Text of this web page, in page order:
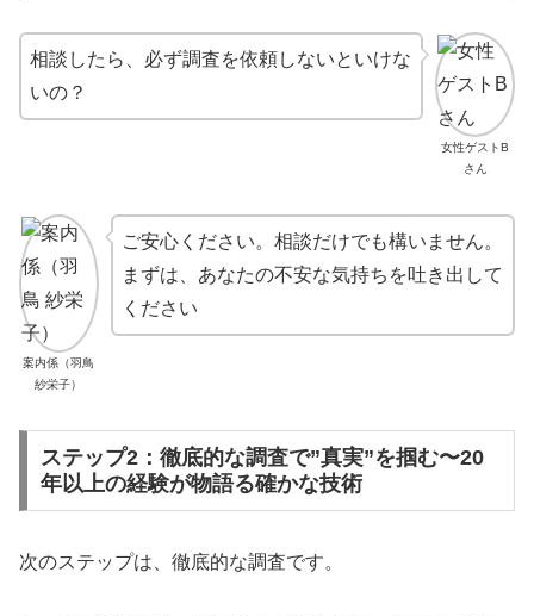
女性ゲストB
さん
相談したら、必ず調査を依頼しないといけな
いの？
案内係（羽鳥
紗栄子）
ご安心ください。相談だけでも構いません。
まずは、あなたの不安な気持ちを吐き出して
ください
ステップ2：徹底的な調査で”真実”を掴む〜20
年以上の経験が物語る確かな技術
次のステップは、徹底的な調査です。